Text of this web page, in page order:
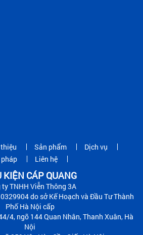
Sản phẩm
Dịch vụ
Liên hệ
KIỆN CÁP QUANG
ty TNHH Viễn Thông 3A
do sở Kế Hoạch và Đầu Tư Thành
Phố Hà Nội cấp
4, ngõ 144 Quan Nhân, Thanh Xuân, Hà
Nội